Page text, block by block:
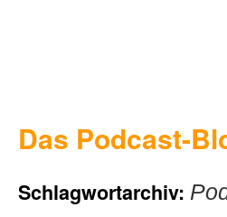
Das Podcast-
Schlagwortarchiv: